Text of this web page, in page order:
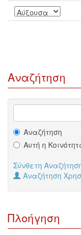
Αναζήτηση
Αναζήτηση
Αυτή η
Σύνθετη
Αναζήτηση
Πλοήγηση